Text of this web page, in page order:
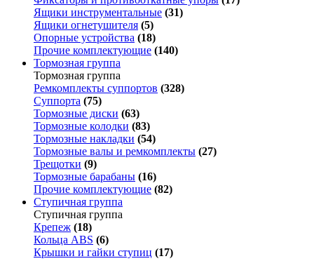
Ящики инструментальные (31)
Ящики огнетушителя (5)
Опорные устройства (18)
Прочие комплектующие (140)
Тормозная группа
Тормозная группа
Ремкомплекты суппортов (328)
Суппорта (75)
Тормозные диски (63)
Тормозные колодки (83)
Тормозные накладки (54)
Тормозные валы и ремкомплекты (27)
Трещотки (9)
Тормозные барабаны (16)
Прочие комплектующие (82)
Ступичная группа
Ступичная группа
Крепеж (18)
Кольца ABS (6)
Крышки и гайки ступиц (17)